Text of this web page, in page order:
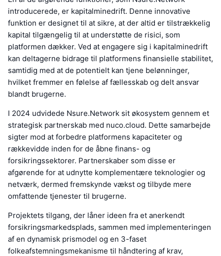
introducerede, er kapitalminedrift. Denne innovative
funktion er designet til at sikre, at der altid er tilstrækkelig
kapital tilgængelig til at understøtte de risici, som
platformen dækker. Ved at engagere sig i kapitalminedrift
kan deltagerne bidrage til platformens finansielle stabilitet,
samtidig med at de potentielt kan tjene belønninger,
hvilket fremmer en følelse af fællesskab og delt ansvar
blandt brugerne.
I 2024 udvidede Nsure.Network sit økosystem gennem et
strategisk partnerskab med nuco.cloud. Dette samarbejde
sigter mod at forbedre platformens kapaciteter og
rækkevidde inden for de åbne finans- og
forsikringssektorer. Partnerskaber som disse er
afgørende for at udnytte komplementære teknologier og
netværk, dermed fremskynde vækst og tilbyde mere
omfattende tjenester til brugerne.
Projektets tilgang, der låner ideen fra et anerkendt
forsikringsmarkedsplads, sammen med implementeringen
af en dynamisk prismodel og en 3-faset
folkeafstemningsmekanisme til håndtering af krav,